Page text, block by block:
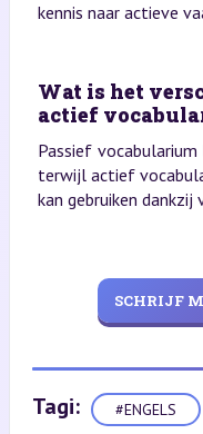
kennis naar actieve
Wat is het
actief
Passief
terwijl actief
kan gebruiken
SCHRIJF
Tagi: #ENGELS